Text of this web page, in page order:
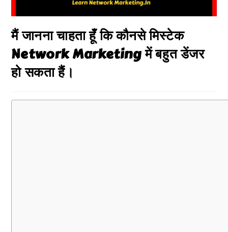
मैं जानना चाहता हूँ कि कौनसे मिस्टेक
Network Marketing में बहुत डेंजर
हो सकता हैं।